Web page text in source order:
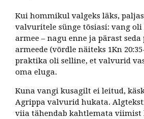
Kui hommikul valgeks läks,
valvuritele sünge tõsiasi: vang oli
armee – nagu enne ja pärast
armeede (võrdle näiteks 1Kn
praktika oli selline, et valvurid
oma eluga.
Kuna vangi kusagilt ei leitud,
Agrippa valvurid hukata.
viia tähendab kahtlemata viimist